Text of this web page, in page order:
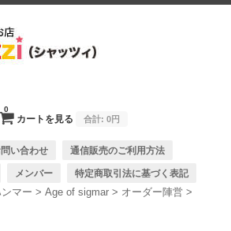
カートを見る
0
合計: 0円
い合わせ 通信販売のご利用方法
メンバー 特定商取引法に基づく表記
マー >Age of sigmar > オーダー陣営 >